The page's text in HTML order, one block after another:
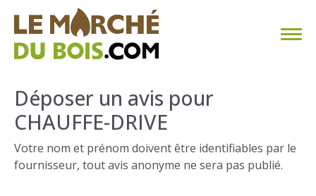
CHAUFFAGE AU BOIS
FAQ
CALCULER SA CONSOMMATION
Déposer un avis pour
CHAUFFE-DRIVE
Votre nom et prénom doivent être identifiables par le
fournisseur, tout avis anonyme ne sera pas publié.